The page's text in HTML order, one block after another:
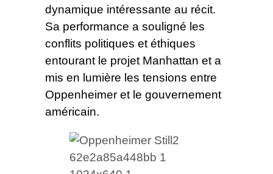
dynamique intéressante au récit.
Sa performance a souligné les
conflits politiques et éthiques
entourant le projet Manhattan et a
mis en lumière les tensions entre
Oppenheimer et le gouvernement
américain.